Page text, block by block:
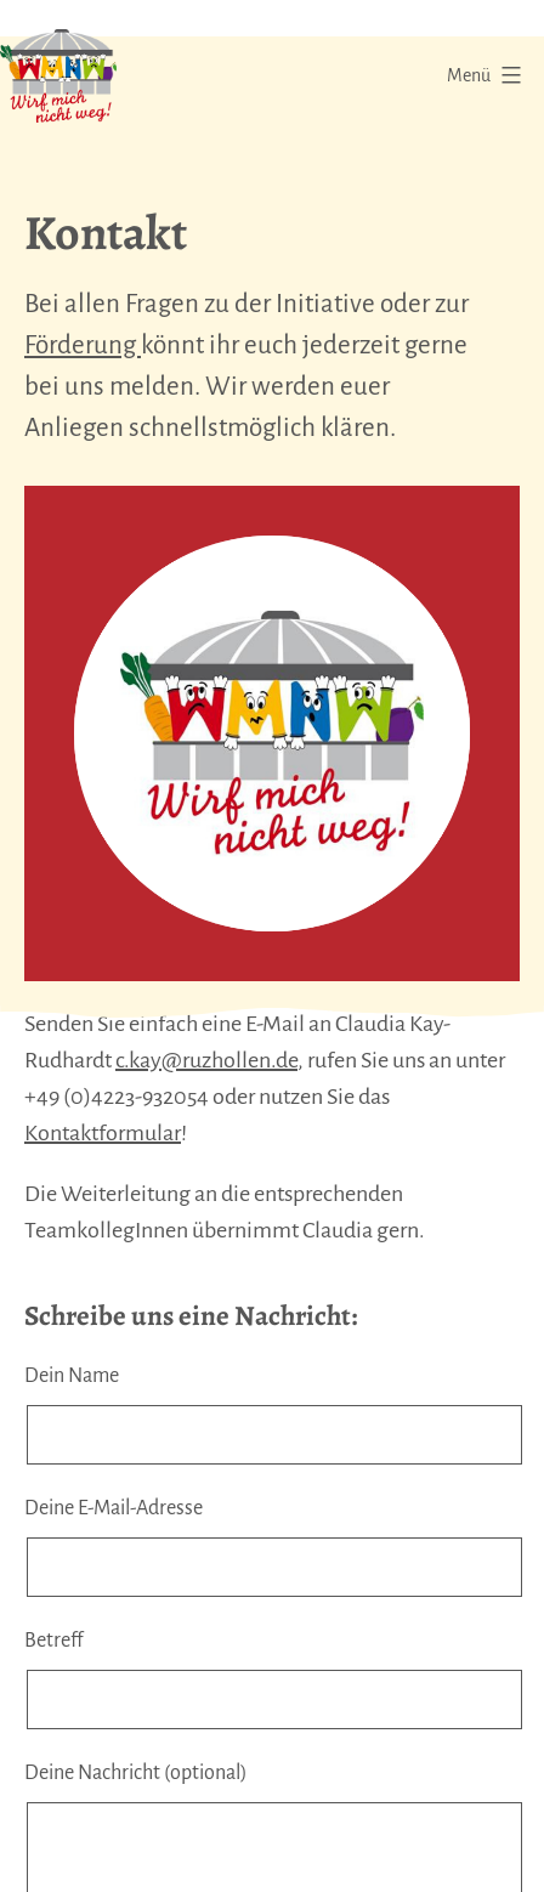
Inhalt
springen
nicht
weg
Initiative
gegen
Lebensmittelverschwendung
Menü
Kontakt
Bei allen Fragen zu der Initiative oder zur
Förderung könnt ihr euch jederzeit gerne
bei uns melden. Wir werden euer
Anliegen schnellstmöglich klären.
Senden Sie einfach eine E-Mail an Claudia Kay-
Rudhardt c.kay@ruzhollen.de, rufen Sie uns an unter
+49 (0)4223-932054 oder nutzen Sie das
Kontaktformular!
Die Weiterleitung an die entsprechenden
TeamkollegInnen übernimmt Claudia gern.
Schreibe uns eine Nachricht:
Dein Name
Deine E-Mail-Adresse
Betreff
Deine Nachricht (optional)